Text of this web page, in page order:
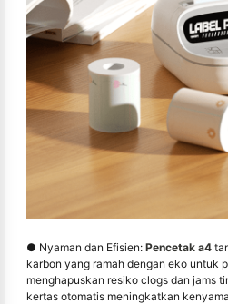
● Nyaman dan Efisien: Pencetak a4
karbon yang ramah dengan eko untuk
menghapuskan resiko clogs dan jams
kertas otomatis meningkatkan